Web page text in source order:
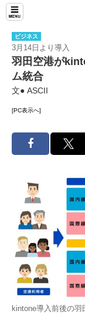
ビジネス
3月14日より導入
羽田空港が
ム統合
文● ASCII
[PC表示へ]
kintone導入前後の